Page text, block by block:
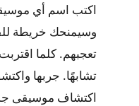
اكتب اسم أي
وسيمنحك خريطة
تعجبهم. كلما اقتربت
تشابهًا. جربها
اكتشاف موسيقى